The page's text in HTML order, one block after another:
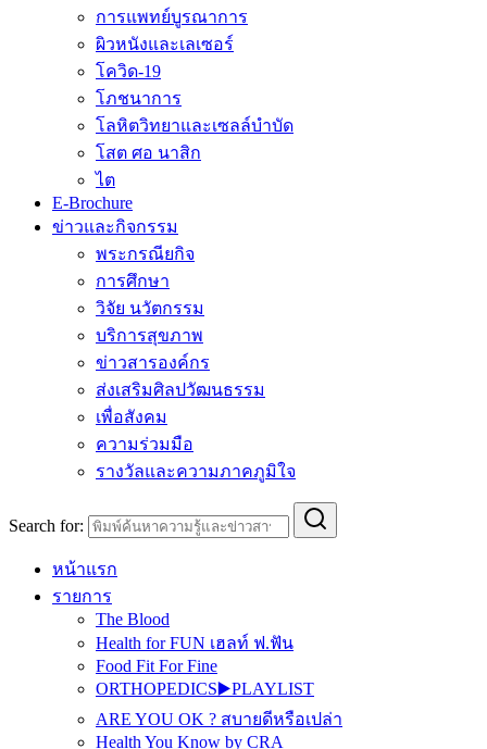
การแพทย์บูรณาการ
ผิวหนังและเลเซอร์
โควิด-19
โภชนาการ
โลหิตวิทยาและเซลล์บำบัด
โสต ศอ นาสิก
ไต
E-Brochure
ข่าวและกิจกรรม
พระกรณียกิจ
การศึกษา
วิจัย นวัตกรรม
บริการสุขภาพ
ข่าวสารองค์กร
ส่งเสริมศิลปวัฒนธรรม
เพื่อสังคม
ความร่วมมือ
รางวัลและความภาคภูมิใจ
Search for:
หน้าแรก
รายการ
The Blood
Health for FUN เฮลท์ ฟ.ฟัน
Food Fit For Fine
ORTHOPEDICS▶️PLAYLIST
ARE YOU OK ? สบายดีหรือเปล่า
Health You Know by CRA